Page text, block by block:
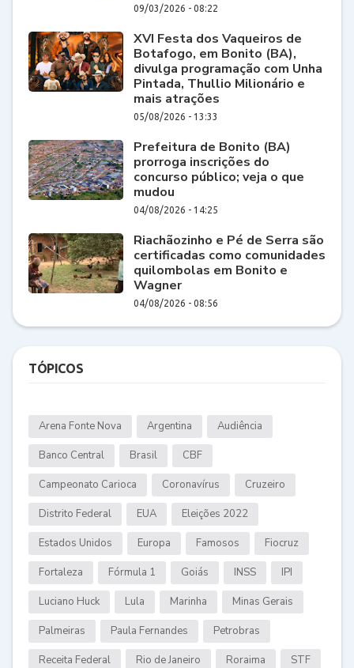
09/03/2026 - 08:22
XVI Festa dos Vaqueiros de
Botafogo, em Bonito (BA),
divulga programação com Unha
Pintada, Thullio Milionário e
mais atrações
05/08/2026 - 13:33
Prefeitura de Bonito (BA)
prorroga inscrições do
concurso público; veja o que
mudou
04/08/2026 - 14:25
Riachãozinho e Pé de Serra são
certificadas como comunidades
quilombolas em Bonito e
Wagner
04/08/2026 - 08:56
TÓPICOS
Arena Fonte Nova Argentina Audiência
Banco Central Brasil CBF
Campeonato Carioca Coronavírus Cruzeiro
Distrito Federal EUA Eleições 2022
Estados Unidos Europa Famosos Fiocruz
Fortaleza Fórmula 1 Goiás INSS IPI
Luciano Huck Lula Marinha Minas Gerais
Palmeiras Paula Fernandes Petrobras
Receita Federal Rio de Janeiro Roraima STF